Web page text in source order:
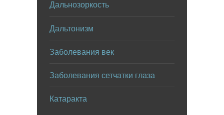
Дальнозоркость
Дальтонизм
Заболевания век
Заболевания сетчатки глаза
Катаракта